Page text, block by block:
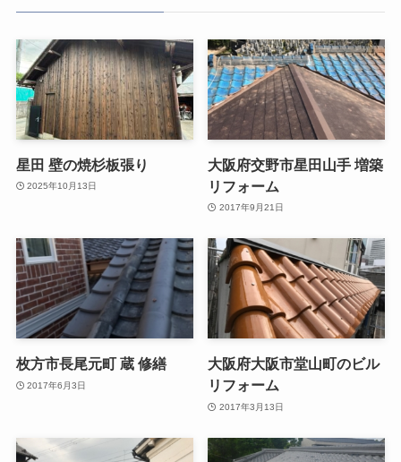
星田 壁の焼杉板張り
2025年10月13日
大阪府交野市星田山手 増築
リフォーム
2017年9月21日
枚方市長尾元町 蔵 修繕
2017年6月3日
大阪府大阪市堂山町のビル
リフォーム
2017年3月13日